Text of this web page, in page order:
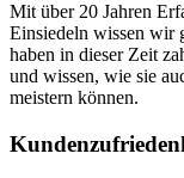
Mit über 20 Jahren
Einsiedeln wissen wir
haben in dieser Zeit
und wissen, wie sie
meistern können.